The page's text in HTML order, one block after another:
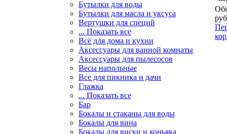
Бутылки для воды
Бутылки для масла и уксуса
Вертушки для специй
... Показать все
Всё для дома и кухни
Аксессуары для ванной комнаты
Аксессуары для пылесосов
Весы напольные
Все для пикника и дачи
Глажка
... Показать все
Бар
Бокалы и стаканы для воды
Бокалы для вина
Бокалы для виски и коньяка